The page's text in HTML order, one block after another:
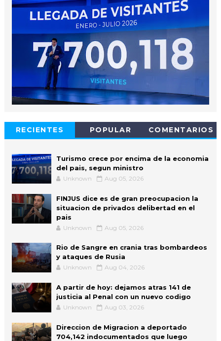
RECIENTES POPULAR COMENTARIOS
Turismo crece por encima de la economia
del pais, segun ministro
Unknown Aug 05, 2026
FINJUS dice es de gran preocupacion la
situacion de privados delibertad en el
pais
Unknown Aug 05, 2026
Rio de Sangre en crania tras bombardeos
y ataques de Rusia
Unknown Aug 04, 2026
A partir de hoy: dejamos atras 141 de
justicia al Penal con un nuevo codigo
Unknown Aug 03, 2026
Direccion de Migracion a deportado
704,142 indocumentados que luego